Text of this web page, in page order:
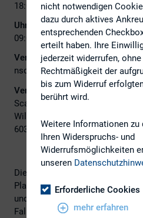
18:00 - 22:00
Uhrzeit 28. April 2027:
09:00 - 16:30
Veranstalter E-Mail:
nschulz@dirk.org
Veranstaltungsort:
Scandic Hotel Museumsufer
Wilhelm-Leuschner-Straße 44
60329 Frankfurt
Die sechste ESG-Tagung bietet
Plattform für Experten aus dem
und Unternehmensführung. Ein
Fallstudien, Berichten und
nicht notwendigen
dazu durch aktives
entsprechenden
erteilt haben. Ihre
jederzeit widerrufen,
Rechtmäßigkeit der
bis zum Widerruf
berührt wird.
Weitere Informationen
Ihren Widerspruchs- und
Widerrufsmöglichkeiten
unseren
Erforderliche Cookies
mehr erfahren